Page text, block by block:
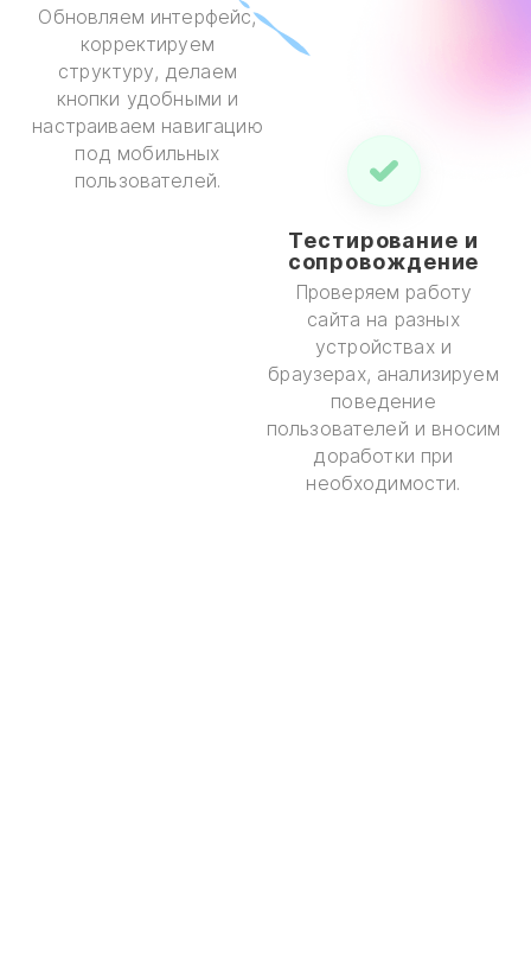
Обновляем интерфейс,
корректируем
структуру, делаем
кнопки удобными и
настраиваем навигацию
под мобильных
пользователей.
Тестирование и
сопровождение
Проверяем работу
сайта на разных
устройствах и
браузерах, анализируем
поведение
пользователей и вносим
доработки при
необходимости.